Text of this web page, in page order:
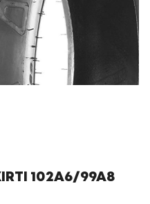
102A6/99A8